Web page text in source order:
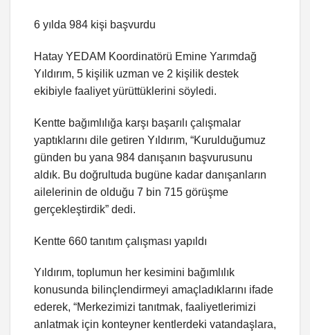
6 yılda 984 kişi başvurdu
Hatay YEDAM Koordinatörü Emine Yarımdağ
Yıldırım, 5 kişilik uzman ve 2 kişilik destek
ekibiyle faaliyet yürüttüklerini söyledi.
Kentte bağımlılığa karşı başarılı çalışmalar
yaptıklarını dile getiren Yıldırım, “Kurulduğumuz
günden bu yana 984 danışanın başvurusunu
aldık. Bu doğrultuda bugüne kadar danışanların
ailelerinin de olduğu 7 bin 715 görüşme
gerçekleştirdik” dedi.
Kentte 660 tanıtım çalışması yapıldı
Yıldırım, toplumun her kesimini bağımlılık
konusunda bilinçlendirmeyi amaçladıklarını ifade
ederek, “Merkezimizi tanıtmak, faaliyetlerimizi
anlatmak için konteyner kentlerdeki vatandaşlara,